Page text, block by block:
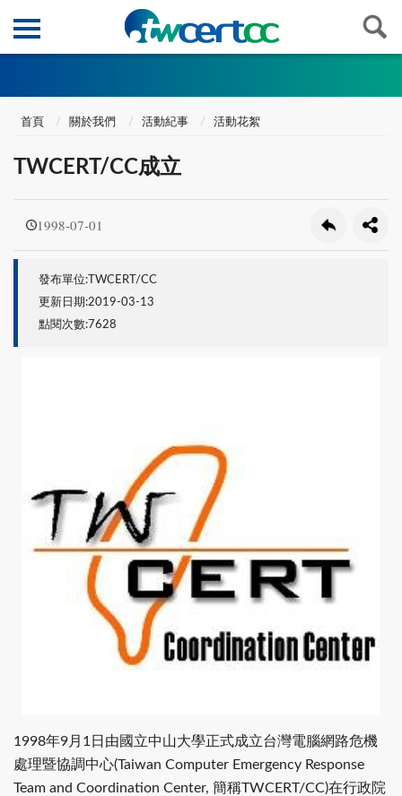
首頁 關於我們 活動紀事 活動花絮
TWCERT/CC成立
1998-07-01
發布單位:TWCERT/CC
更新日期:2019-03-13
點閱次數:7628
1998年9月1日由國立中山大學正式成立台灣電腦網路危機
處理暨協調中心(Taiwan Computer Emergency Response
Team and Coordination Center, 簡稱TWCERT/CC)在行政院